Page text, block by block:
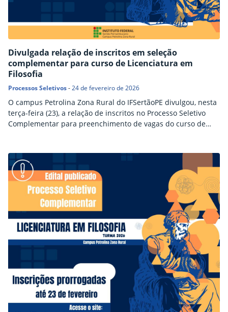
Divulgada relação de inscritos em seleção
complementar para curso de Licenciatura em
Filosofia
Processos Seletivos-24 de fevereiro de 2026
O campus Petrolina Zona Rural do IFSertãoPE divulgou, nesta
terça-feira (23), a relação de inscritos no Processo Seletivo
Complementar para preenchimento de vagas do curso de
inscritos deverão realizar a prova, no dia 28 de fevereiro, a
partir das 8h30, na Sala 2 da…